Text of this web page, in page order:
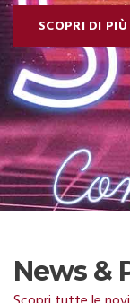
SCOPRI DI PIÙ
News &